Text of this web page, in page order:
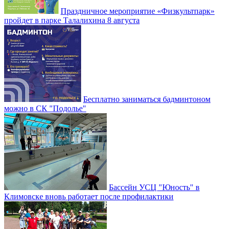
Праздничное мероприятие «Физкультпарк»
пройдет в парке Талалихина 8 августа
Бесплатно заниматься бадминтоном
можно в СК "Подолье"
Бассейн УСЦ "Юность" в
Климовске вновь работает после профилактики